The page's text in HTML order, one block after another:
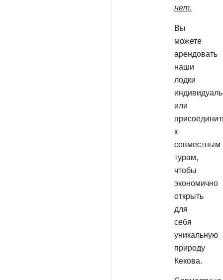
нет.
Вы
можете
арендовать
наши
лодки
или
к
совместным
турам,
чтобы
экономично
открыть
для
себя
уникальную
природу
Кекова.